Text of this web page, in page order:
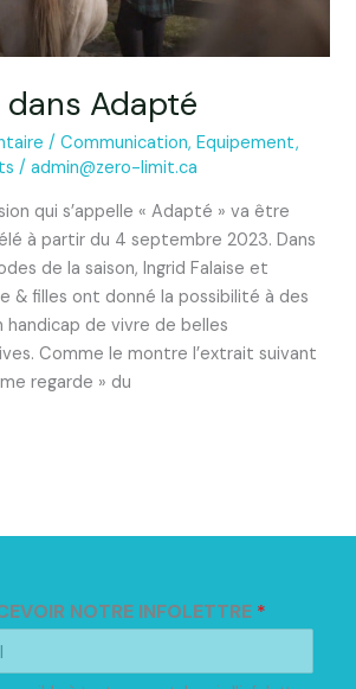
dans Adapté
/Communication,Equipement,
/admin@zero-limit.ca
qui s’appelle « Adapté » va être
à partir du 4 septembre 2023. Dans
de la saison, Ingrid Falaise et
& filles ont donné la possibilité à des
handicap de vivre de belles
Comme le montre l’extrait suivant
regarde » du
NOTRE INFOLETTRE *